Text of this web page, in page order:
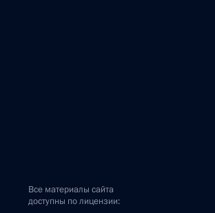
Все материалы сайта
доступны по лицензии: